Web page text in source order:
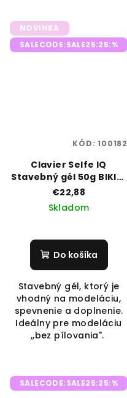
NOVINKA
SALECODE:SALE25:25:%
Clavier Selfe IQ
Stavebný gél 50g BIKINI
BODY 04
€22,88
Skladom
Do košíka
Stavebný gél, ktorý je
vhodný na modeláciu,
spevnenie a doplnenie.
Ideálny pre modeláciu
,,bez pílovania".
KÓD:100182
SALECODE:SALE25:25:%